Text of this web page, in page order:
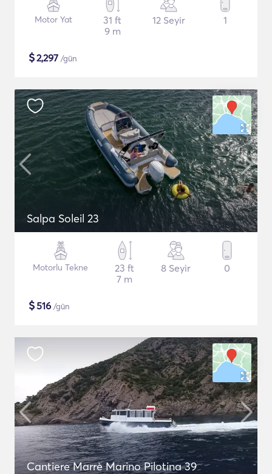
Motor Yat
31 ft
9 m
12 Seyir 1
$2,297 /gün
Salpa Soleil 23
Motorlu Tekne
23 ft
7 m
8 Seyir 0
$516 /gün
Cantiere Marrè Marino Pilotina 39